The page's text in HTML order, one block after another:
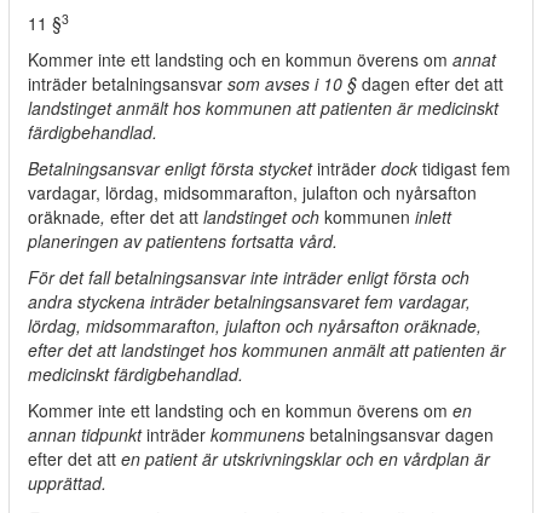
11 §3
Kommer inte ett landsting och en kommun överens om annat
inträder betalningsansvar som avses i 10 § dagen efter det att
landstinget anmält hos kommunen att patienten är medicinskt
färdigbehandlad.
Betalningsansvar enligt första stycketinträder dock tidigast fem
vardagar, lördag, midsommarafton, julafton och nyårsafton
oräknade, efter det att landstinget och kommunen inlett
planeringen av patientens fortsatta vård.
För det fall betalningsansvar inte inträder enligt första och
andra styckena inträder betalningsansvaret fem vardagar,
lördag, midsommarafton, julafton och nyårsafton oräknade,
efter det att landstinget hos kommunen anmält att patienten är
medicinskt färdigbehandlad.
Kommer inte ett landsting och en kommun överens om en
annan tidpunktinträder kommunens betalningsansvar dagen
efter det att en patient är utskrivningsklar och en vårdplan är
upprättad.